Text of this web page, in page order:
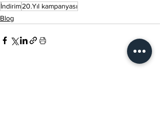
İndirim20.Yıl kampanyası
Blog